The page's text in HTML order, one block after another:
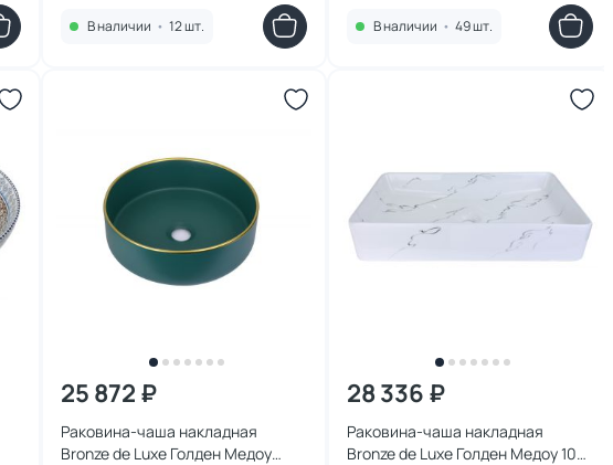
В наличии • 12 шт.
см. В наличии • 49 шт.
25 872 ₽
Раковина-чаша накладная
Bronze de Luxe Голден Медоу
28 336 ₽
Раковина-чаша накладная
Bronze de Luxe Голден Медоу 1061